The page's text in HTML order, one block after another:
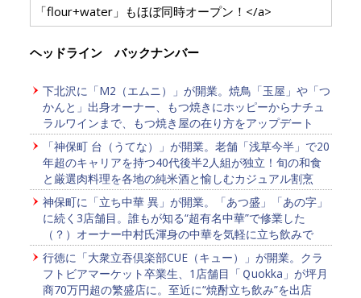
「flour+water」もほぼ同時オープン！</a>
ヘッドライン バックナンバー
下北沢に「M2（エムニ）」が開業。焼鳥「玉屋」や「つ
かんと」出身オーナー、もつ焼きにホッピーからナチュ
ラルワインまで、もつ焼き屋の在り方をアップデート
「神保町 台（うてな）」が開業。老舗「浅草今半」で20
年超のキャリアを持つ40代後半2人組が独立！旬の和食
と厳選肉料理を各地の純米酒と愉しむカジュアル割烹
神保町に「立ち中華 異」が開業。「あつ盛」「あの字」
に続く3店舗目。誰もが知る“超有名中華”で修業した
（？）オーナー中村氏渾身の中華を気軽に立ち飲みで
行徳に「大衆立吞倶楽部CUE（キュー）」が開業。クラ
フトビアマーケット卒業生、1店舗目「Ｑuokka」が坪月
商70万円超の繁盛店に。至近に“焼酎立ち飲み”を出店